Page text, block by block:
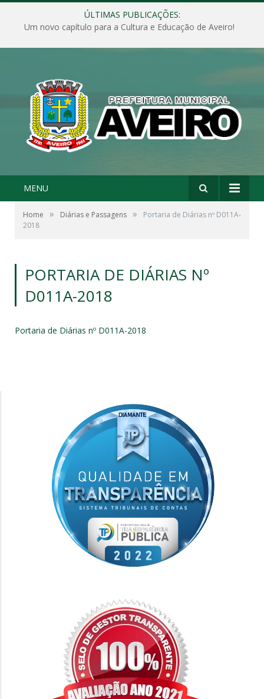
ÚLTIMAS PUBLICAÇÕES:
Um novo capítulo para a Cultura e Educação de Aveiro!
MENU
Home » Diárias e Passagens »
Portaria de Diárias nº D011A-
2018
PORTARIA DE DIÁRIAS Nº
D011A-2018
Portaria de Diárias nº D011A-2018